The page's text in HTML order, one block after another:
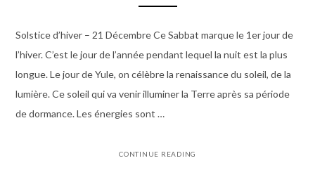
Solstice d’hiver – 21 Décembre Ce Sabbat marque le 1er jour de
l’hiver. C’est le jour de l’année pendant lequel la nuit est la plus
longue. Le jour de Yule, on célèbre la renaissance du soleil, de la
lumière. Ce soleil qui va venir illuminer la Terre après sa période
de dormance. Les énergies sont …
CONTINUE READING